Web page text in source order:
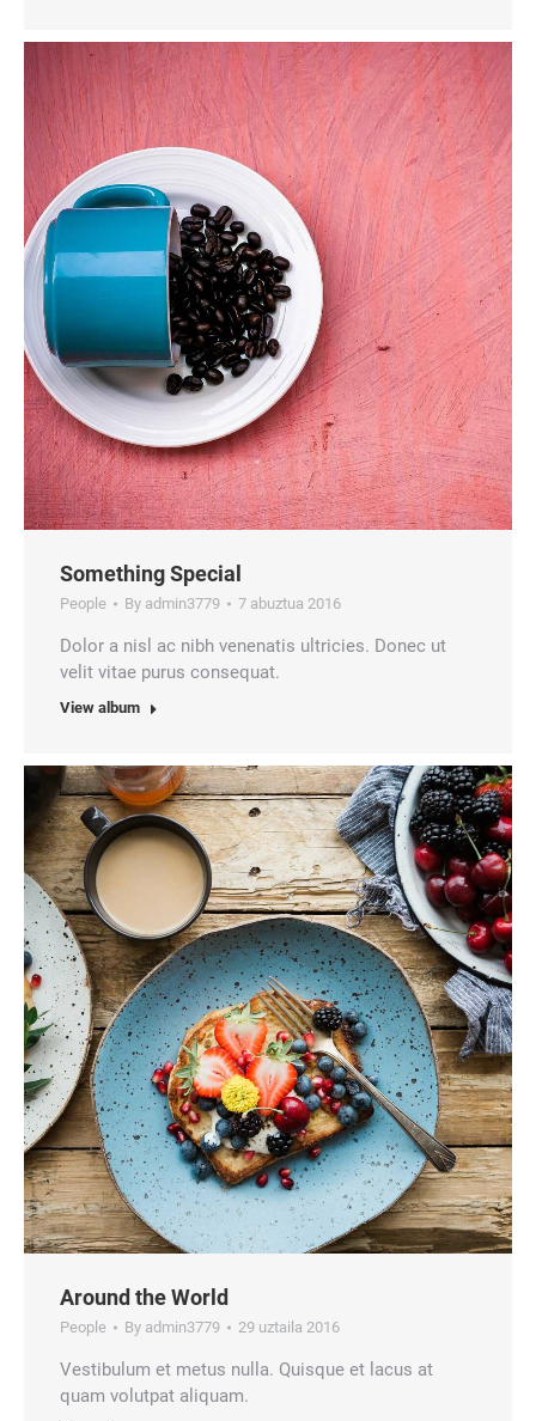
Something Special
People By admin3779 7 abuztua 2016
Dolor a nisl ac nibh venenatis ultricies. Donec ut
velit vitae purus consequat.
View album
Around the World
People By admin3779 29 uztaila 2016
Vestibulum et metus nulla. Quisque et lacus at
quam volutpat aliquam.